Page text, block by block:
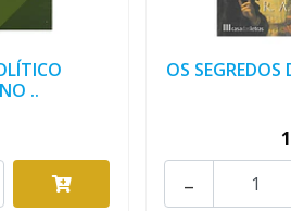
..
OS SEGREDOS
-